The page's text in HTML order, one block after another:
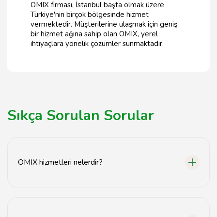
OMIX firması, İstanbul başta olmak üzere
Türkiye'nin birçok bölgesinde hizmet
vermektedir. Müşterilerine ulaşmak için geniş
bir hizmet ağına sahip olan OMIX, yerel
ihtiyaçlara yönelik çözümler sunmaktadır.
Sıkça Sorulan Sorular
OMIX hizmetleri nelerdir?